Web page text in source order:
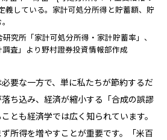
義している。家計可処分所得と貯蓄額、貯
究所「家計可処分所得・家計貯蓄率」、
査」より野村證券投資情報部作成
要な一方で、単に私たちが節約するだ
ち込み、経済が縮小する「合成の誤謬
とも経済学では広く知られています。
所得を増やすことが重要です。「米百